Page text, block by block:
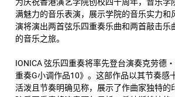
满魅力的音乐表演，展示学院的音乐实力和
演将演出两首弦乐四重奏乐曲和两首敲击乐
的音乐之旅。
IONICA 弦乐四重奏将率先登台演奏克劳德
重奏G小调作品10》。这部作品以其节奏感
活泼且节奏明确见称，展示了作曲家独特的